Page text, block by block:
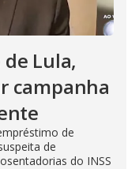
Lula,
campanha
de
de
do INSS